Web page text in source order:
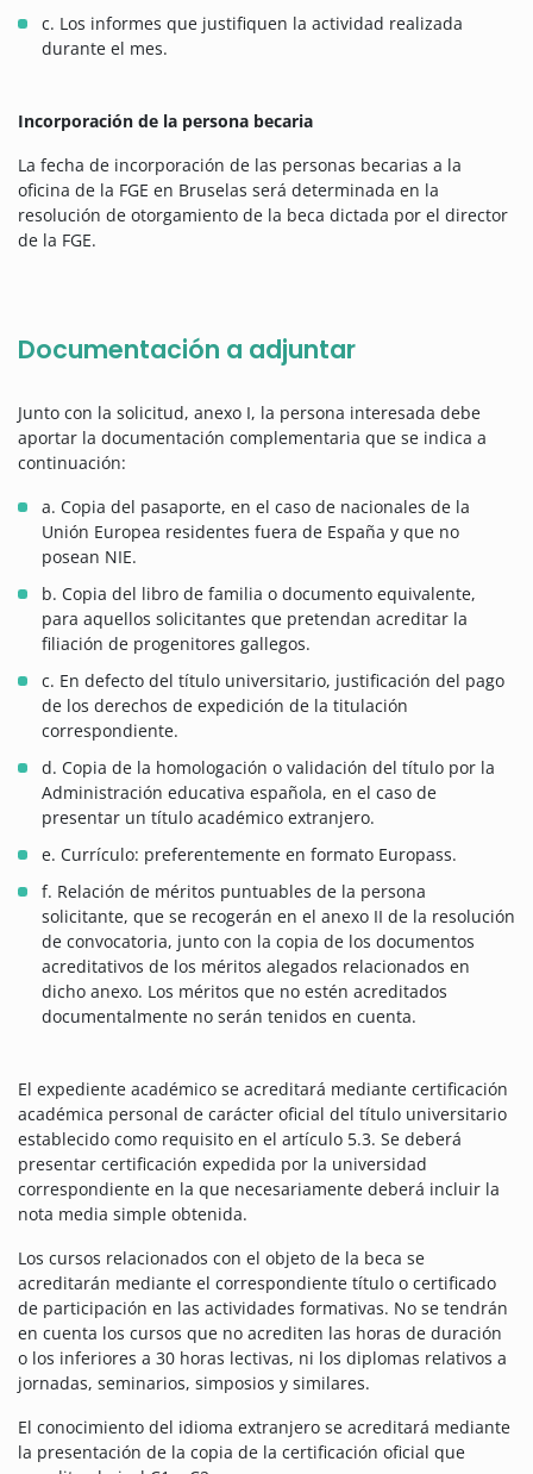
c. Los informes que justifiquen la actividad realizada
durante el mes.
Incorporación de la persona becaria
La fecha de incorporación de las personas becarias a la
oficina de la FGE en Bruselas será determinada en la
resolución de otorgamiento de la beca dictada por el director
de la FGE.
Documentación a adjuntar
Junto con la solicitud, anexo I, la persona interesada debe
aportar la documentación complementaria que se indica a
continuación:
a. Copia del pasaporte, en el caso de nacionales de la
Unión Europea residentes fuera de España y que no
posean NIE.
b. Copia del libro de familia o documento equivalente,
para aquellos solicitantes que pretendan acreditar la
filiación de progenitores gallegos.
c. En defecto del título universitario, justificación del pago
de los derechos de expedición de la titulación
correspondiente.
d. Copia de la homologación o validación del título por la
Administración educativa española, en el caso de
presentar un título académico extranjero.
e. Currículo: preferentemente en formato Europass.
f. Relación de méritos puntuables de la persona
solicitante, que se recogerán en el anexo II de la resolución
de convocatoria, junto con la copia de los documentos
acreditativos de los méritos alegados relacionados en
dicho anexo. Los méritos que no estén acreditados
documentalmente no serán tenidos en cuenta.
El expediente académico se acreditará mediante certificación
académica personal de carácter oficial del título universitario
establecido como requisito en el artículo 5.3. Se deberá
presentar certificación expedida por la universidad
correspondiente en la que necesariamente deberá incluir la
nota media simple obtenida.
Los cursos relacionados con el objeto de la beca se
acreditarán mediante el correspondiente título o certificado
de participación en las actividades formativas. No se tendrán
en cuenta los cursos que no acrediten las horas de duración
o los inferiores a 30 horas lectivas, ni los diplomas relativos a
jornadas, seminarios, simposios y similares.
El conocimiento del idioma extranjero se acreditará mediante
la presentación de la copia de la certificación oficial que